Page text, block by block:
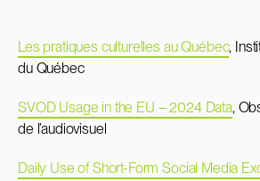
Les pratiques culturelles au Québec,
du Québec
SVOD Usage in the EU – 2024 Data,
de l’audiovisuel
Daily Use of Short-Form Social Media